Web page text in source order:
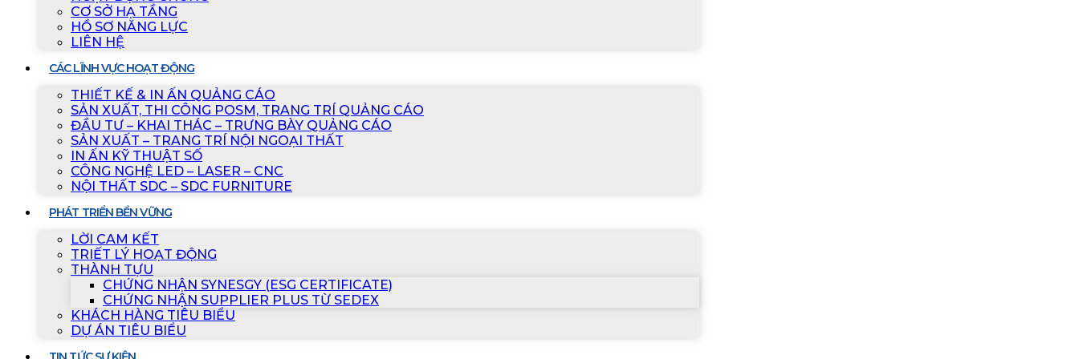
CƠ SỞ HẠ TẦNG
HỒ SƠ NĂNG LỰC
LIÊN HỆ
CÁC LĨNH VỰC HOẠT ĐỘNG
THIẾT KẾ & IN ẤN QUẢNG CÁO
SẢN XUẤT, THI CÔNG POSM, TRANG TRÍ QUẢNG CÁO
ĐẦU TƯ – KHAI THÁC – TRƯNG BÀY QUẢNG CÁO
SẢN XUẤT – TRANG TRÍ NỘI NGOẠI THẤT
IN ẤN KỸ THUẬT SỐ
CÔNG NGHỆ LED – LASER – CNC
NỘI THẤT SDC – SDC FURNITURE
PHÁT TRIỂN BỀN VỮNG
LỜI CAM KẾT
TRIẾT LÝ HOẠT ĐỘNG
THÀNH TỰU
CHỨNG NHẬN SYNESGY (ESG CERTIFICATE)
CHỨNG NHẬN SUPPLIER PLUS TỪ SEDEX
KHÁCH HÀNG TIÊU BIỂU
DỰ ÁN TIÊU BIỂU